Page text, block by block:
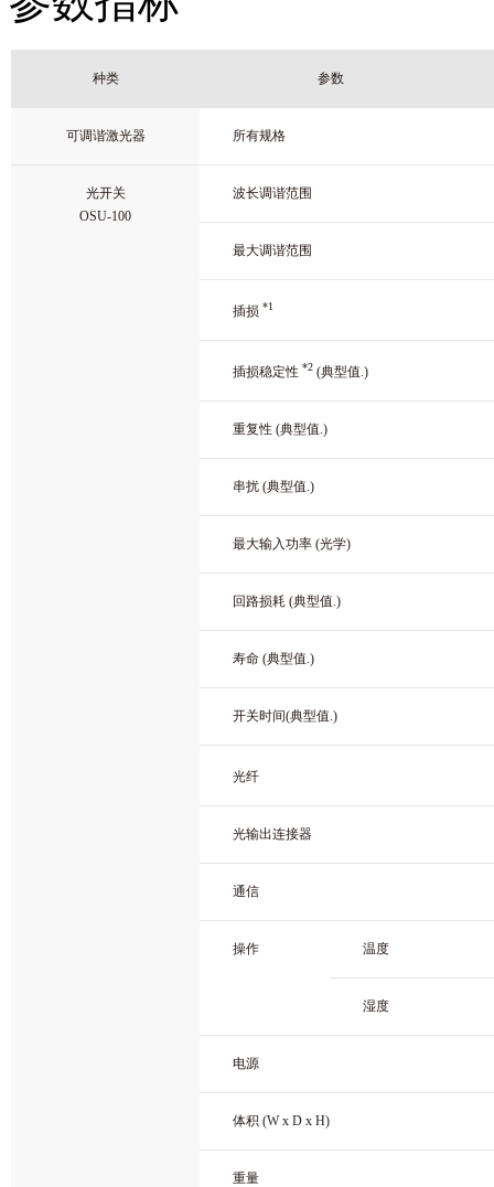
种类 参数
可调谐激光器 所有规格
光开关
OSU-100
波长调谐范围
最大调谐范围
插损 *1
插损稳定性 *2 (典型值.)
重复性 (典型值.)
串扰 (典型值.)
最大输入功率 (光学)
回路损耗 (典型值.)
寿命 (典型值.)
开关时间(典型值.)
光纤
光输出连接器
通信
操作 温度
湿度
电源
体积 (W x D x H)
重量